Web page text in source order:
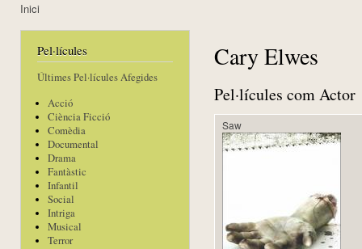
Inici
Pel·lícules
Últimes Pel·lícules Afegides
Acció
Ciència Ficció
Comèdia
Documental
Drama
Fantàstic
Infantil
Social
Intriga
Musical
Terror
Cary Elwes
Pel·lícules com Actor
Saw